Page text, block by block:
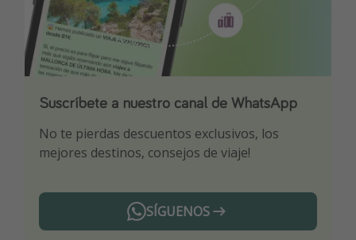
Suscríbete a nuestro canal de WhatsApp
No te pierdas descuentos exclusivos, los
mejores destinos, consejos de viaje!
SÍGUENOS
Descarga nuestra app
Sé el primero en reservar nuestros chollazos
¡Suscríbete a nuestro canal de Telegram!
¡Recibe las mejores ofertas seleccionadas para
ti por nuestros expertos en viajes
Telegram